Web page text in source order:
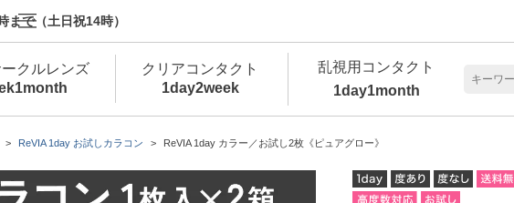
まで（土日祝14時）
ReVIA 1day お試しカラコン ReVIA 1day カラー／お試し2枚《ピュアグロー》
クルレンズ
1month
クリアコンタクト
1day2week
乱視用コンタクト
1day1month
新商品